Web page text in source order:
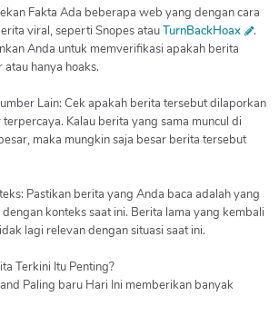
Fakta Ada beberapa web yang dengan cara
viral, seperti Snopes atauTurnBackHoax
.
Anda untuk memverifikasi apakah berita
hanya hoaks.
Lain: Cek apakah berita tersebut dilaporkan
Kalau berita yang sama muncul di
maka mungkin saja besar berita tersebut
Pastikan berita yang Anda baca adalah yang
konteks saat ini. Berita lama yang kembali
lagi relevan dengan situasi saat ini.
Terkini Itu Penting?
Paling baru Hari Ini memberikan banyak